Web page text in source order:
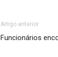
Artigo anterior
Funcionários